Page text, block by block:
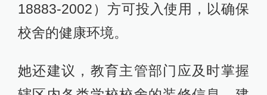
18883-2002）方可投入使用，以确保
校舍的健康环境。
她还建议，教育主管部门应及时掌握